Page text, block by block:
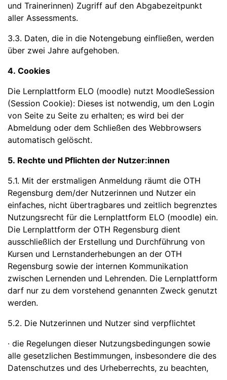
und Trainerinnen) Zugriff auf den Abgabezeitpunkt
aller Assessments.
3.3. Daten, die in die Notengebung einfließen, werden
über zwei Jahre aufgehoben.
4. Cookies
Die Lernplattform ELO (moodle) nutzt MoodleSession
(Session Cookie): Dieses ist notwendig, um den Login
von Seite zu Seite zu erhalten; es wird bei der
Abmeldung oder dem Schließen des Webbrowsers
automatisch gelöscht.
5. Rechte und Pflichten der Nutzer:innen
5.1. Mit der erstmaligen Anmeldung räumt die OTH
Regensburg dem/der Nutzerinnen und Nutzer ein
einfaches, nicht übertragbares und zeitlich begrenztes
Nutzungsrecht für die Lernplattform ELO (moodle) ein.
Die Lernplattform der OTH Regensburg dient
ausschließlich der Erstellung und Durchführung von
Kursen und Lernstanderhebungen an der OTH
Regensburg sowie der internen Kommunikation
zwischen Lernenden und Lehrenden. Die Lernplattform
darf nur zu dem vorstehend genannten Zweck genutzt
werden.
5.2. Die Nutzerinnen und Nutzer sind verpflichtet
· die Regelungen dieser Nutzungsbedingungen sowie
alle gesetzlichen Bestimmungen, insbesondere die des
Datenschutzes und des Urheberrechts, zu beachten,